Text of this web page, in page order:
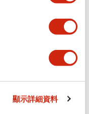
顯示詳細資料